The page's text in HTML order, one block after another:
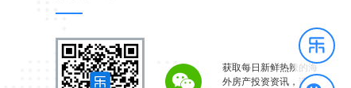
获取每日新鲜热辣的海
外房产投资资讯，请扫